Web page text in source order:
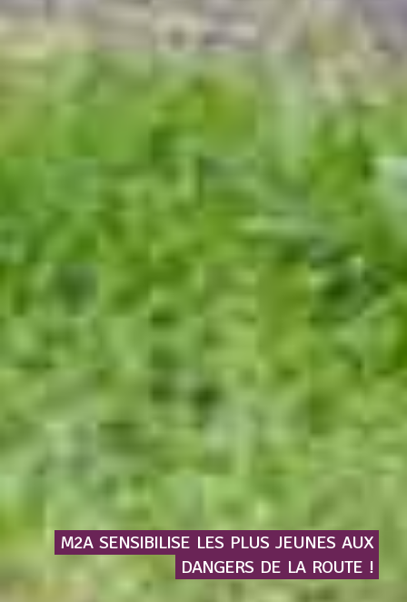
M2A SENSIBILISE LES PLUS JEUNES AUX
DANGERS DE LA ROUTE !